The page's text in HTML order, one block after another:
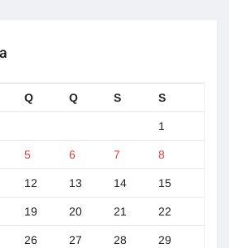
Q Q S S
1
5 6 7 8
12 13 14 15
19 20 21 22
26 27 28 29